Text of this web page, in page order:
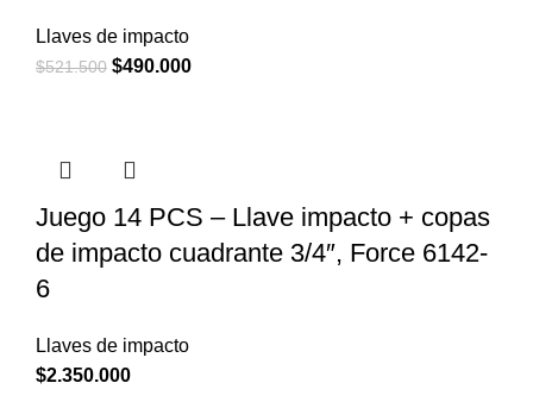
Llaves de impacto
$521.500 El
$521.500.
$490.000El
Juego 14 PCS – Llave impacto + copas
de impacto cuadrante 3/4″, Force 6142-
6
Llaves de impacto
$2.350.000